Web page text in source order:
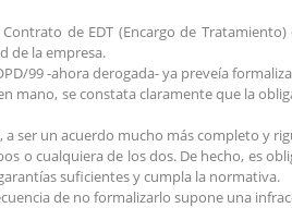
de EDT (Encargo de
de la empresa.
99 -ahora derogada- ya preveía
mano, se constata claramente que la
ser un acuerdo mucho más completo y
o cualquiera de los dos. De hecho, es
suficientes y cumpla la normativa.
de no formalizarlo supone una